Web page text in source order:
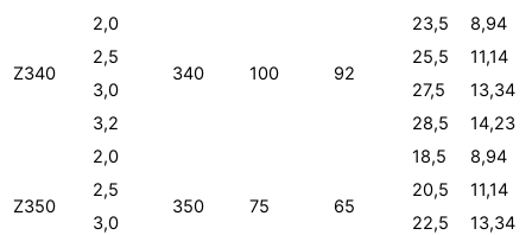
Z340
2,0
340 100 92
23,5
8,94
2,5
25,5
11,14
3,0
27,5
13,34
3,2
28,5 14,23
Z350
2,0
350 75 65
18,5
8,94
2,5
20,5
11,14
3,0
22,5
13,34